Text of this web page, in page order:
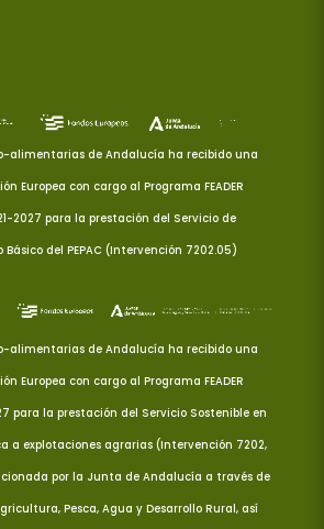
alimentarias de Andalucía ha recibido una
Europea con cargo al Programa FEADER
2027 para la prestación del Servicio de
Básico del PEPAC (Intervención 7202.05)
alimentarias de Andalucía ha recibido una
Europea con cargo al Programa FEADER
para la prestación del Servicio Sostenible en
a explotaciones agrarias (Intervención 7202,
por la Junta de Andalucía a través de
Pesca, Agua y Desarrollo Rural, así